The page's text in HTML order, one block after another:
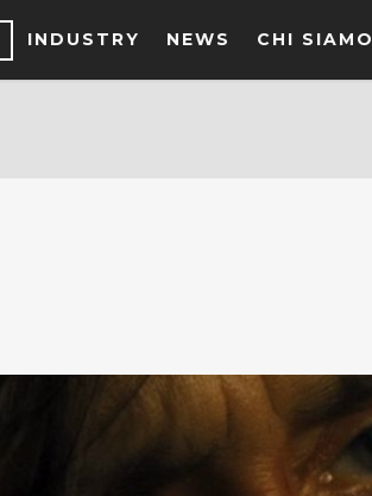
INDUSTRY NEWS CHI SIAMO